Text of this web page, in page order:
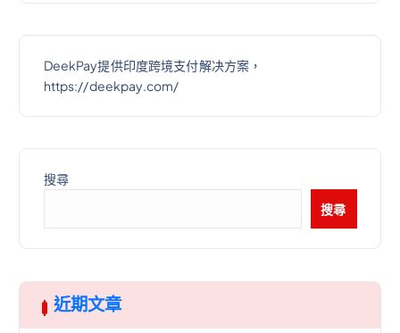
DeekPay提供印度跨境支付解决方案，
https://deekpay.com/
搜尋
搜尋
近期文章